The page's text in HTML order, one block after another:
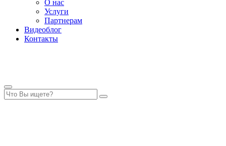
О нас
Услуги
Партнерам
Видеоблог
Контакты